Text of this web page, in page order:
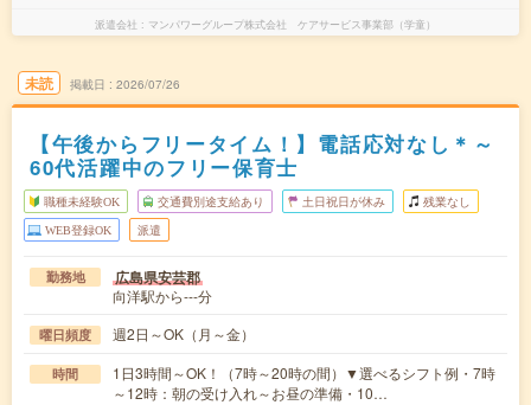
派遣会社 マンパワーグループ株式会社 ケアサービス事業部（学童）
未読 掲載日 2026/07/26
【午後からフリータイム！】電話応対なし＊～
60代活躍中のフリー保育士
職種未経験OK 交通費別途支給あり 土日祝日が休み 残業なし
WEB登録OK 派遣
勤務地 広島県安芸郡
向洋駅から---分
曜日頻度 週2日～OK（月～金）
時間
1日3時間～OK！（7時～20時の間）▼選べるシフト例・7時
～12時：朝の受け入れ～お昼の準備・10…